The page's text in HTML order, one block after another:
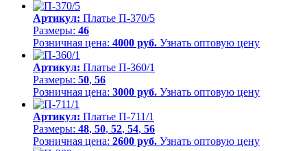
Артикул: Платье П-370/5
Размеры: 46
Розничная цена: 4000 руб. Узнать оптовую цену
Артикул: Платье П-360/1
Размеры: 50, 56
Розничная цена: 3000 руб. Узнать оптовую цену
Артикул: Платье П-711/1
Размеры: 48, 50, 52, 54, 56
Розничная цена: 2600 руб. Узнать оптовую цену